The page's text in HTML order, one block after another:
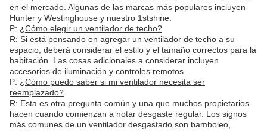
en el mercado. Algunas de las marcas más populares incluyen
Hunter y Westinghouse y nuestro 1stshine.
P: ¿Cómo elegir un ventilador de techo?
R: Si está pensando en agregar un ventilador de techo a su
espacio, deberá considerar el estilo y el tamaño correctos para la
habitación. Las cosas adicionales a considerar incluyen
accesorios de iluminación y controles remotos.
P: ¿Cómo puedo saber si mi ventilador necesita ser
reemplazado?
R: Esta es otra pregunta común y una que muchos propietarios
hacen cuando comienzan a notar desgaste regular. Los signos
más comunes de un ventilador desgastado son bamboleo,